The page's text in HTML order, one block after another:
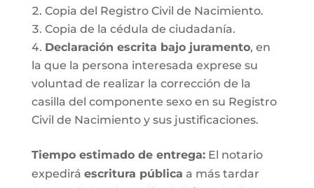
Copia del Registro Civil de Nacimiento.
Copia de la cédula de ciudadanía.
Declaración escrita bajo juramento, en
la que la persona interesada exprese su
voluntad de realizar la corrección de la
casilla del componente sexo en su Registro
Civil de Nacimiento y sus justificaciones.
Tiempo estimado de entrega:El notario
expedirá escritura pública a más tardar